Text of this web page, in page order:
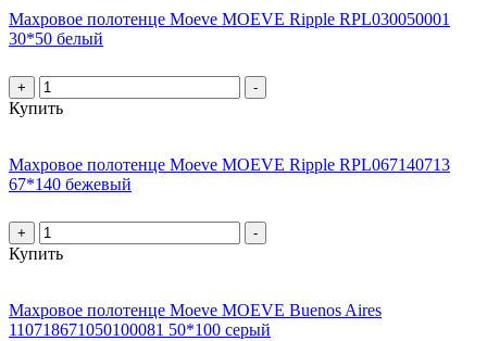
Махровое полотенце Moeve MOEVE Ripple RPL030050001
30*50 белый
+ -
Купить
Махровое полотенце Moeve MOEVE Ripple RPL067140713
67*140 бежевый
+ -
Купить
Махровое полотенце Moeve MOEVE Buenos Aires
110718671050100081 50*100 серый